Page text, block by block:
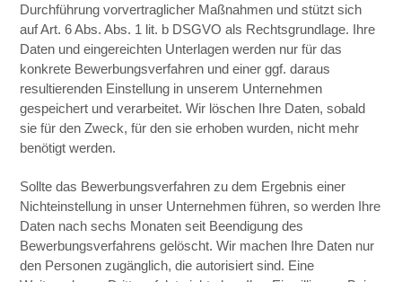
Durchführung vorvertraglicher Maßnahmen und stützt sich
auf Art. 6 Abs. Abs. 1 lit. b DSGVO als Rechtsgrundlage. Ihre
Daten und eingereichten Unterlagen werden nur für das
konkrete Bewerbungsverfahren und einer ggf. daraus
resultierenden Einstellung in unserem Unternehmen
gespeichert und verarbeitet. Wir löschen Ihre Daten, sobald
sie für den Zweck, für den sie erhoben wurden, nicht mehr
benötigt werden.
Sollte das Bewerbungsverfahren zu dem Ergebnis einer
Nichteinstellung in unser Unternehmen führen, so werden Ihre
Daten nach sechs Monaten seit Beendigung des
Bewerbungsverfahrens gelöscht. Wir machen Ihre Daten nur
den Personen zugänglich, die autorisiert sind. Eine